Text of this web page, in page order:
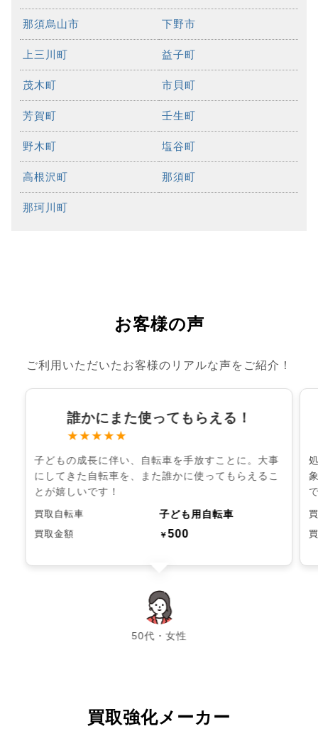
那須烏山市 下野市
上三川町 益子町
茂木町 市貝町
芳賀町 壬生町
野木町 塩谷町
高根沢町 那須町
那珂川町
お客様の声
ご利用いただいたお客様のリアルな声をご紹介！
誰かにまた使ってもらえる！
★★★★★
子どもの成長に伴い、自転車を手放すことに。大事
にしてきた自転車を、また誰かに使ってもらえるこ
とが嬉しいです！
買取自転車 子ども用自転車
買取金額 ￥500
50代・女性
chevron_left chevron_right
買取強化メーカー